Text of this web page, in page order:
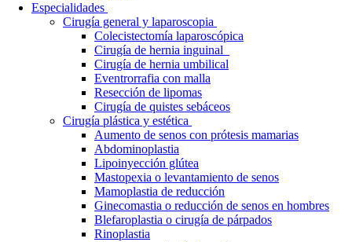
Especialidades
Cirugía general y laparoscopia
Colecistectomía laparoscópica
Cirugía de hernia inguinal
Cirugía de hernia umbilical
Eventrorrafia con malla
Resección de lipomas
Cirugía de quistes sebáceos
Cirugía plástica y estética
Aumento de senos con prótesis mamarias
Abdominoplastia
Lipoinyección glútea
Mastopexia o levantamiento de senos
Mamoplastia de reducción
Ginecomastia o reducción de senos en hombres
Blefaroplastia o cirugía de párpados
Rinoplastia